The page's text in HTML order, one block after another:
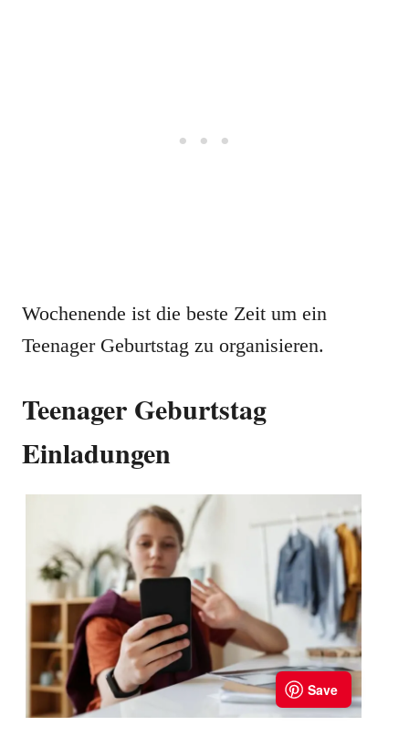
Wochenende ist die beste Zeit um ein
Teenager Geburtstag zu organisieren.
Teenager Geburtstag
Einladungen